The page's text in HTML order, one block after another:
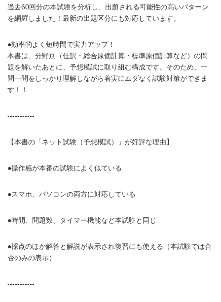
過去60回分の本試験を分析し、出題される可能性の高いパターン
を網羅しました！最新の出題区分にも対応しています。
●効率的よく短時間で実力アップ！
本書は、分野別（仕訳・総合原価計算・標準原価計算など）の問
題を解いたあとに、予想模試に取り組む構成です。そのため、一
問一問をしっかり理解しながら着実にムダなく試験対策ができま
す！！
-----------
【本書の「ネット試験（予想模試）」が好評な理由】
●操作感が本番の試験によく似ている
●スマホ、パソコンの両方に対応している
●時間、問題数、タイマー機能など本試験と同じ
●採点のほか解答と解説が表示され復習にも使える（本試験では合
否のみの表示）
-----------